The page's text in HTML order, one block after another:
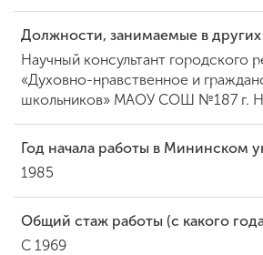
Должности, занимаемые в других
Научный консультант городского
«Духовно-нравственное и
школьников» МАОУ СОШ №187 г.
Год начала работы в Мининском
1985
Общий стаж работы (с какого
С 1969